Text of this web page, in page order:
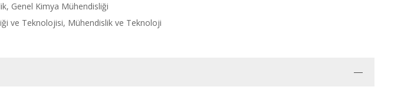
Genel Kimya Mühendisliği
ve Teknolojisi, Mühendislik ve Teknoloji